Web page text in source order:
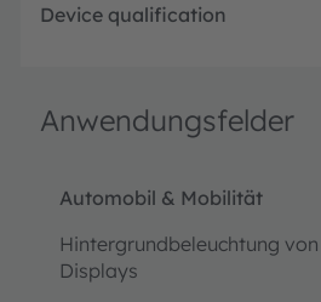
Device qualification
Anwendungsfelder
Automobil & Mobilität
Hintergrundbeleuchtung von
Displays